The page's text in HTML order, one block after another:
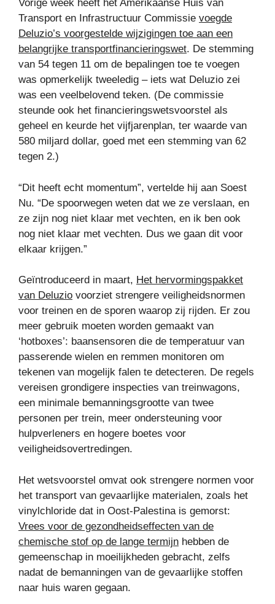
Vorige week heeft het Amerikaanse Huis van
Transport en Infrastructuur Commissie voegde
Deluzio’s voorgestelde wijzigingen toe aan een
belangrijke transportfinancieringswet. De stemming
van 54 tegen 11 om de bepalingen toe te voegen
was opmerkelijk tweeledig – iets wat Deluzio zei
was een veelbelovend teken. (De commissie
steunde ook het financieringswetsvoorstel als
geheel en keurde het vijfjarenplan, ter waarde van
580 miljard dollar, goed met een stemming van 62
tegen 2.)
“Dit heeft echt momentum”, vertelde hij aan Soest
Nu. “De spoorwegen weten dat we ze verslaan, en
ze zijn nog niet klaar met vechten, en ik ben ook
nog niet klaar met vechten. Dus we gaan dit voor
elkaar krijgen.”
Geïntroduceerd in maart, Het hervormingspakket
van Deluzio voorziet strengere veiligheidsnormen
voor treinen en de sporen waarop zij rijden. Er zou
meer gebruik moeten worden gemaakt van
‘hotboxes’: baansensoren die de temperatuur van
passerende wielen en remmen monitoren om
tekenen van mogelijk falen te detecteren. De regels
vereisen grondigere inspecties van treinwagons,
een minimale bemanningsgrootte van twee
personen per trein, meer ondersteuning voor
hulpverleners en hogere boetes voor
veiligheidsovertredingen.
Het wetsvoorstel omvat ook strengere normen voor
het transport van gevaarlijke materialen, zoals het
vinylchloride dat in Oost-Palestina is gemorst:
Vrees voor de gezondheidseffecten van de
chemische stof op de lange termijn hebben de
gemeenschap in moeilijkheden gebracht, zelfs
nadat de bemanningen van de gevaarlijke stoffen
naar huis waren gegaan.